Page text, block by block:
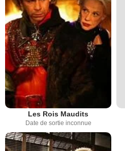
Les Rois Maudits
Date de sortie inconnue